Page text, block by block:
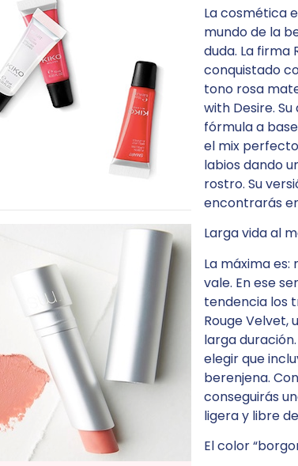
La cosmética
mundo de la
duda. La firma
conquistado
tono rosa
with Desire.
fórmula a
el mix
labios dando
rostro. Su
encontrarás
Larga vida al
La máxima
vale. En ese
tendencia los
Rouge Velvet,
larga
elegir que
berenjena.
conseguirás
ligera y libre
El color